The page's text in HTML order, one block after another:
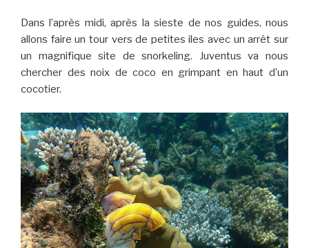
Dans l’après midi, après la sieste de nos guides, nous
allons faire un tour vers de petites iles avec un arrêt sur
un magnifique site de snorkeling. Juventus va nous
chercher des noix de coco en grimpant en haut d’un
cocotier.